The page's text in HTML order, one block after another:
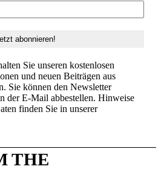
Sie unseren kostenlosen
und neuen Beiträgen aus
Sie können den Newsletter
der E-Mail abbestellen. Hinweise
finden Sie in unserer
THE